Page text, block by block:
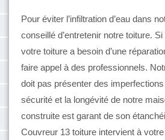
Pour éviter l’infiltration d’eau dans
conseillé d’entretenir notre toiture.
votre toiture a besoin d’une
faire appel à des professionnels.
doit pas présenter des imperfections
sécurité et la longévité de notre
construite est garant de son
Couvreur 13 toiture intervient à